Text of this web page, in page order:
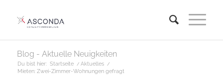
Blog - Aktuelle Neuigkeiten
Du bist hier: Startseite / Aktuelles /
Mieten: Zwei-Zimmer-Wohnungen gefragt